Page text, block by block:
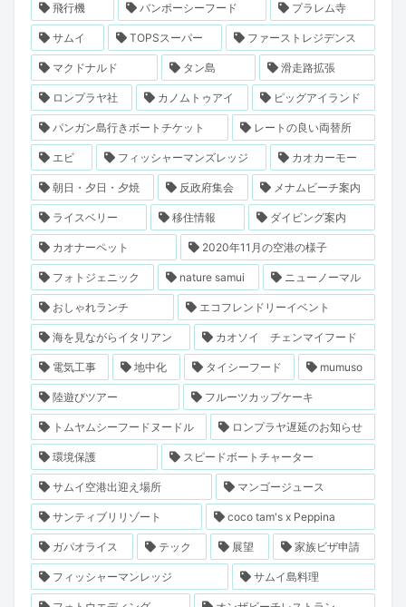
飛行機 バンポーシーフード プラレム寺
サムイ TOPSスーパー ファーストレジデンス
マクドナルド タン島 滑走路拡張
ロンプラヤ社 カノムトゥアイ ピッグアイランド
パンガン島行きボートチケット レートの良い両替所
エビ フィッシャーマンズレッジ カオカーモー
朝日・夕日・夕焼 反政府集会 メナムビーチ案内
ライスベリー 移住情報 ダイビング案内
カオナーペット 2020年11月の空港の様子
フォトジェニック nature samui ニューノーマル
おしゃれランチ エコフレンドリーイベント
海を見ながらイタリアン カオソイ チェンマイフード
電気工事 地中化 タイシーフード mumuso
陸遊びツアー フルーツカップケーキ
トムヤムシーフードヌードル ロンプラヤ遅延のお知らせ
環境保護 スピードボートチャーター
サムイ空港出迎え場所 マンゴージュース
サンティブリリゾート coco tam's x Peppina
ガパオライス テック 展望 家族ビザ申請
フィッシャーマンレッジ サムイ島料理